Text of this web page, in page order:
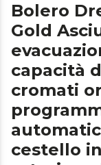
Bolero
Gold
capacità
cromati
cestello